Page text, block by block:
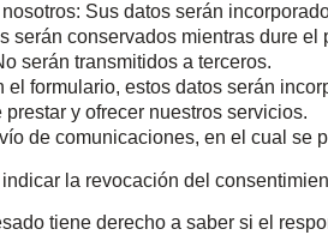
Sus datos serán
serán conservados mientras dure
serán transmitidos a terceros.
el formulario, estos datos serán
y ofrecer nuestros servicios.
de comunicaciones, en el cual se
la revocación del
tiene derecho a saber si el